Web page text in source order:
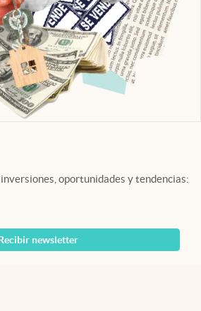
oportunidades y tendencias:
newsletter